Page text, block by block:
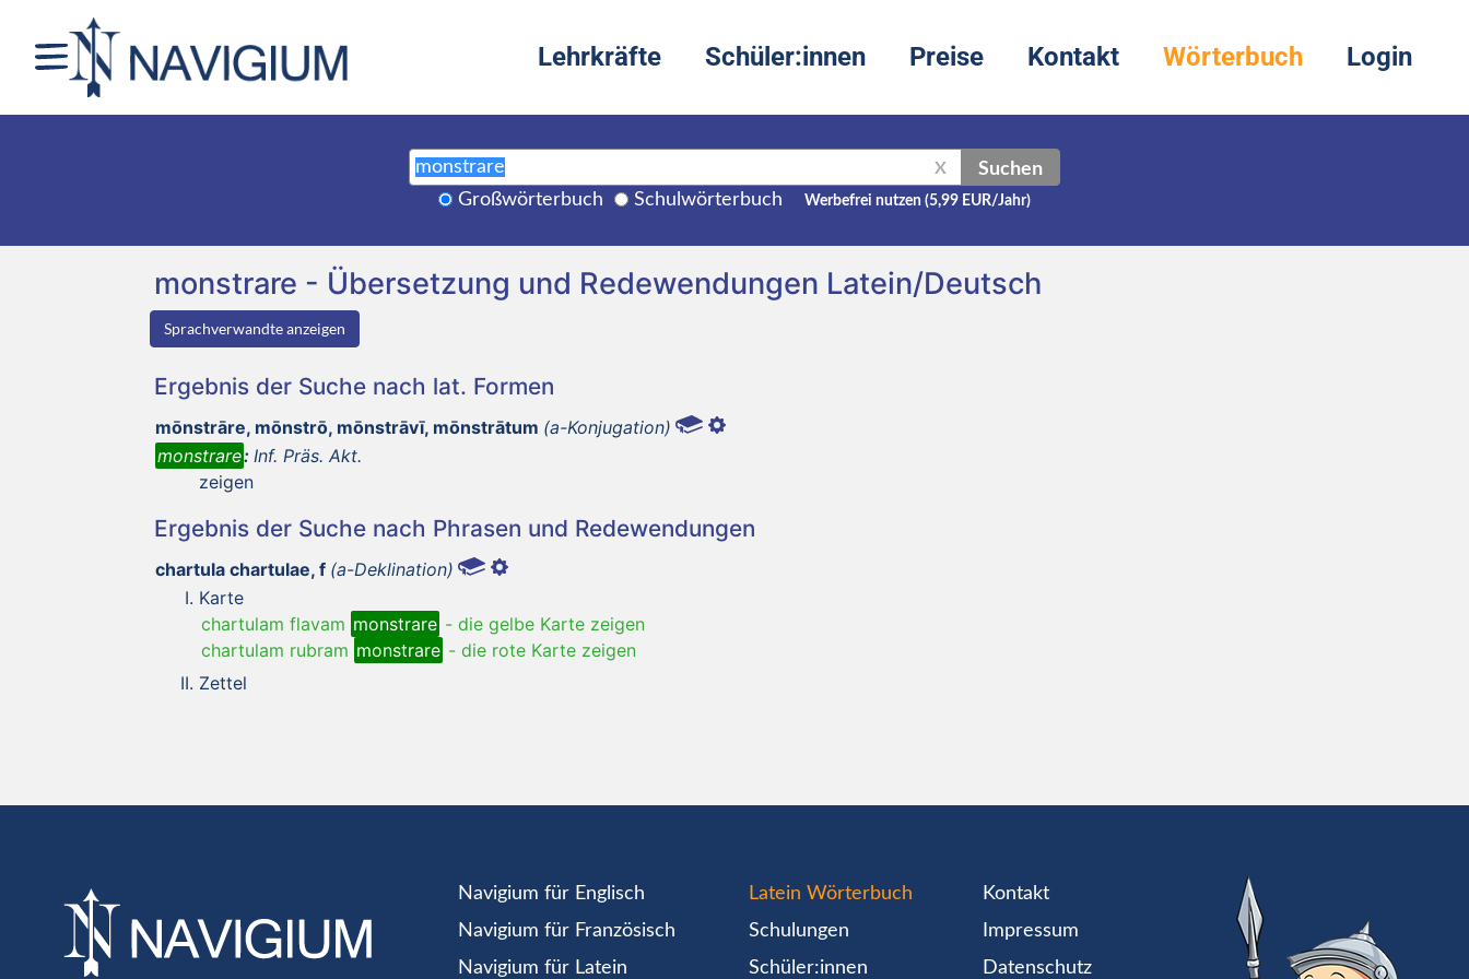
Lehrkräfte Schüler:innen Preise Kontakt Wörterbuch Login
X Suchen
Großwörterbuch Schulwörterbuch Werbefrei nutzen (5,99 EUR/Jahr)
monstrare - Übersetzung und Redewendungen Latein/Deutsch
Sprachverwandte anzeigen
Ergebnis der Suche nach lat. Formen
mōnstrāre, mōnstrō, mōnstrāvī, mōnstrātum (a-Konjugation)
monstrare: Inf. Präs. Akt.
zeigen
Ergebnis der Suche nach Phrasen und Redewendungen
chartula chartulae, f (a-Deklination)
Karte
chartulam flavam monstrare - die gelbe Karte zeigen
chartulam rubram monstrare - die rote Karte zeigen
Zettel
Navigium für Englisch
Navigium für Französisch
Navigium für Latein
Latein Wörterbuch
Schulungen
Schüler:innen
Kontakt
Impressum
Datenschutz